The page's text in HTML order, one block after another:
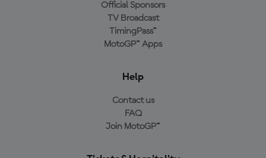
Official Sponsors
TV Broadcast
TimingPass™
MotoGP™ Apps
Help
Contact us
FAQ
Join MotoGP™